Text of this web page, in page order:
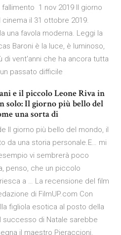
1 nov 2019 Il giorno
il 31 ottobre 2019.
una favola moderna. Leggi la
Baroni è la luce, è luminoso,
di vent'anni che ha ancora tutta
passato difficile
e il piccolo Leone Riva in
solo: Il giorno più bello del
una sorta di
Il giorno più bello del mondo, il
da una storia personale.E… mi
vi sembrerà poco
penso, che un piccolo
a … La recensione del film
di FilmUP.com Con
figliola esotica al posto della
successo di Natale sarebbe
il maestro Pieraccioni.